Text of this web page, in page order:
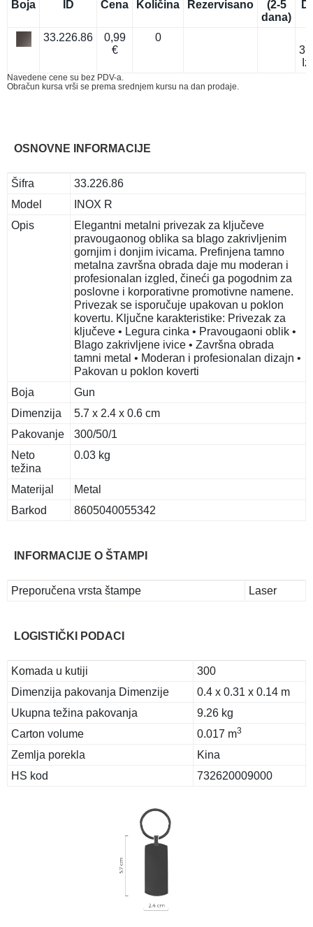
Boja ID Cena Količina Rezervisano
(2-5
dana)
33.226.86
0,99
€
0
Navedene cene su bez PDV-a.
Obračun kursa vrši se prema srednjem kursu na dan prodaje.
OSNOVNE INFORMACIJE
Šifra
33.226.86
Model
INOX R
Opis
Elegantni metalni privezak za ključeve
pravougaonog oblika sa blago zakrivljenim
gornjim i donjim ivicama. Prefinjena tamno
metalna završna obrada daje mu moderan i
profesionalan izgled, čineći ga pogodnim za
poslovne i korporativne promotivne namene.
Privezak se isporučuje upakovan u poklon
kovertu. Ključne karakteristike: Privezak za
ključeve • Legura cinka • Pravougaoni oblik •
Blago zakrivljene ivice • Završna obrada
tamni metal • Moderan i profesionalan dizajn •
Pakovan u poklon koverti
Boja
Gun
Dimenzija
5.7 x 2.4 x 0.6 cm
Pakovanje
300/50/1
Neto
težina
0.03 kg
Materijal
Metal
Barkod
8605040055342
INFORMACIJE O ŠTAMPI
Preporučena vrsta štampe Laser
LOGISTIČKI PODACI
Komada u kutiji
300
Dimenzija pakovanja Dimenzije
0.4 x 0.31 x 0.14 m
Ukupna težina pakovanja
9.26 kg
Carton volume
0.017 m3
Zemlja porekla
Kina
HS kod
732620009000